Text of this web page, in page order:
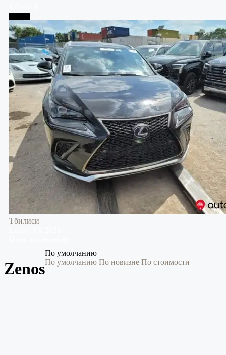
Тбилиси
Zenos
По умолчанию
По умолчанию По новизне По стоимости